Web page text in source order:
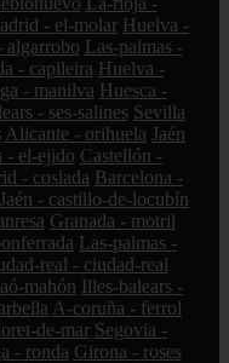
- el-molar Huelva -
algarrobo Las-palmas -
- capileira Huelva -
- manilva Huesca -
- ses-salines Sevilla
Alicante - orihuela Jaén
- el-ejido Castellón -
- coslada Barcelona -
Jaén - castillo-de-locubín
Granada - motril
Las-palmas -
real - ciudad-real
mahón Illes-balears -
A-coruña - ferrol
de-mar Segovia -
- ronda Girona - roses